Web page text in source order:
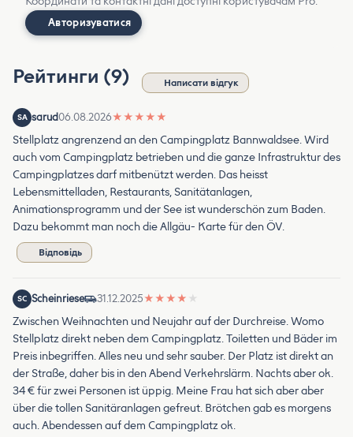
Авторизуватися
Рейтинги (9) Написати відгук
SA sarud06.08.2026★ ★ ★ ★ ★
Stellplatz angrenzend an den Campingplatz Bannwaldsee. Wird
auch vom Campingplatz betrieben und die ganze Infrastruktur des
Campingplatzes darf mitbenützt werden. Das heisst
Lebensmittelladen, Restaurants, Sanitätanlagen,
Animationsprogramm und der See ist wunderschön zum Baden.
Dazu bekommt man noch die Allgäu- Karte für den ÖV.
Відповідь
SC Scheinriese 31.12.2025★ ★ ★ ★ ★
Zwischen Weihnachten und Neujahr auf der Durchreise. Womo
Stellplatz direkt neben dem Campingplatz. Toiletten und Bäder im
Preis inbegriffen. Alles neu und sehr sauber. Der Platz ist direkt an
der Straße, daher bis in den Abend Verkehrslärm. Nachts aber ok.
34 € für zwei Personen ist üppig. Meine Frau hat sich aber aber
über die tollen Sanitäranlagen gefreut. Brötchen gab es morgens
auch. Abendessen auf dem Campingplatz ok.